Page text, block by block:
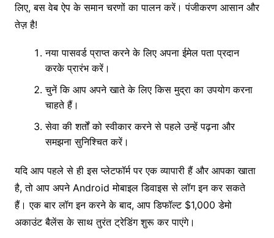
लिए, बस वेब ऐप के समान चरणों का पालन करें। पंजीकरण आसान और
तेज़ है!
नया पासवर्ड प्राप्त करने के लिए अपना ईमेल पता प्रदान
करके प्रारंभ करें।
चुनें कि आप अपने खाते के लिए किस मुद्रा का उपयोग करना
चाहते हैं।
सेवा की शर्तों को स्वीकार करने से पहले उन्हें पढ़ना और
समझना सुनिश्चित करें।
यदि आप पहले से ही इस प्लेटफॉर्म पर एक व्यापारी हैं और आपका खाता
है, तो आप अपने Android मोबाइल डिवाइस से लॉग इन कर सकते
हैं। एक बार लॉग इन करने के बाद, आप डिफॉल्ट $1,000 डेमो
अकाउंट बैलेंस के साथ तुरंत ट्रेडिंग शुरू कर पाएंगे।